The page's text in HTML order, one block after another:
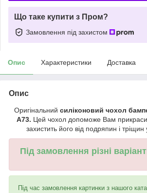
Що таке купити з Пром?
Замовлення під захистом
Опис Характеристики Доставка
Опис
Оригінальний силіконовий чохол
A73. Цей чохол допоможе Вам
захистить його від подряпин і тріщин
Під замовлення різні
Під час замовлення картинки з нашого